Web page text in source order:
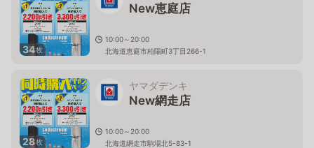
34枚
New恵庭店
10:00～20:00
北海道恵庭市柏陽町3丁目266-1
28枚
ヤマダデンキ
New網走店
10:00～20:00
北海道網走市駒場北5-83-1